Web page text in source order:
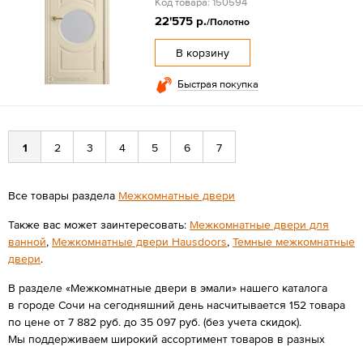
22'575 р./Полотно
В корзину
Быстрая покупка
1 2 3 4 5 6 7
Все товары раздела Межкомнатные двери
Также вас может заинтересовать: Межкомнатные двери для
ванной, Межкомнатные двери Hausdoors, Темные межкомнатные
двери.
В разделе «Межкомнатные двери в эмали» нашего каталога
в городе Сочи на сегодняшний день насчитывается 152 товара
по цене от 7 882 руб. до 35 097 руб. (без учета скидок).
Мы поддерживаем широкий ассортимент товаров в разных